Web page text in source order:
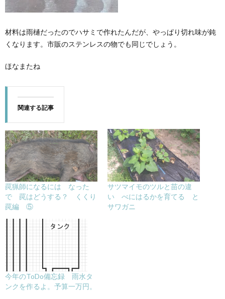
材料は雨樋だったのでハサミで作れたんだが、やっぱり切れ味が鈍
くなります。市販のステンレスの物でも同じでしょう。
ほなまたね
関連する記事
罠猟師になるには なった
で 罠はどうする？ くくり
罠編 ⑤
サツマイモのツルと苗の違
い べにはるかを育てる と
サワガニ
今年のToDo備忘録 雨水タ
ンクを作るよ。予算一万円。